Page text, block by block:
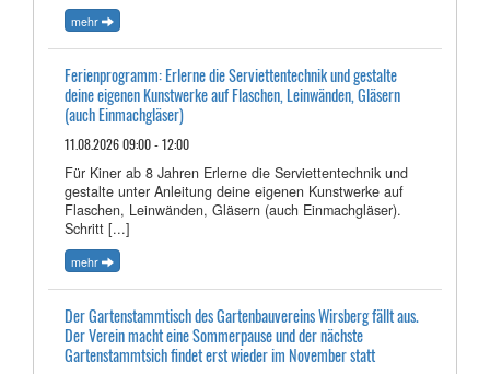
mehr
Ferienprogramm: Erlerne die Serviettentechnik und gestalte
deine eigenen Kunstwerke auf Flaschen, Leinwänden, Gläsern
(auch Einmachgläser)
11.08.2026 09:00 - 12:00
Für Kiner ab 8 Jahren Erlerne die Serviettentechnik und
gestalte unter Anleitung deine eigenen Kunstwerke auf
Flaschen, Leinwänden, Gläsern (auch Einmachgläser).
Schritt [...]
mehr
Der Gartenstammtisch des Gartenbauvereins Wirsberg fällt aus.
Der Verein macht eine Sommerpause und der nächste
Gartenstammtsich findet erst wieder im November statt